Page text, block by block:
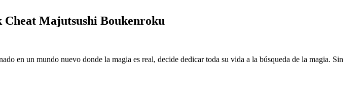
Cheat Majutsushi Boukenroku
en un mundo nuevo donde la magia es real, decide dedicar toda su vida a la búsqueda de la magia. Sin